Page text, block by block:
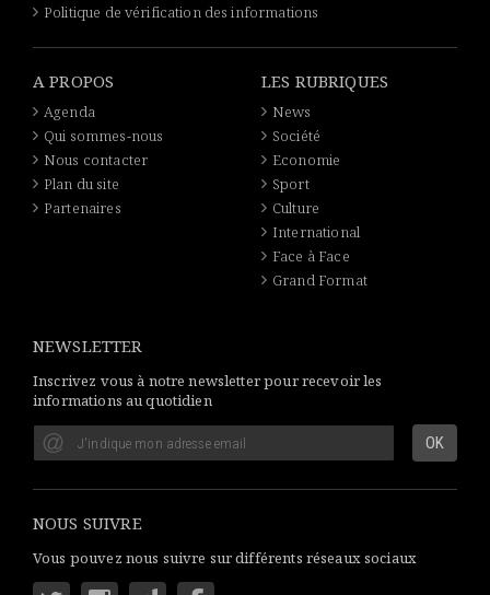
Politique de vérification des informations
A PROPOS
Agenda
Qui sommes-nous
Nous contacter
Plan du site
Partenaires
LES RUBRIQUES
News
Société
Economie
Sport
Culture
International
Face à Face
Grand Format
NEWSLETTER
Inscrivez vous à notre newsletter pour recevoir les
informations au quotidien
NOUS SUIVRE
Vous pouvez nous suivre sur différents réseaux sociaux